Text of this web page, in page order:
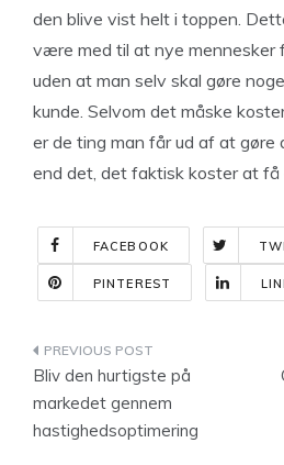
den blive vist helt i toppen.
være med til at nye mennesker
uden at man selv skal gøre
kunde. Selvom det måske
er de ting man får ud af at
end det, det faktisk koster at få
FACEBOOK
PINTEREST
Indlægsnavigation
Bliv den hurtigste på
markedet gennem
hastighedsoptimering